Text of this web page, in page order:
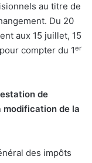
au titre de
Du 20
aux 15 juillet, 15
compter du 1er
de
de la
des impôts